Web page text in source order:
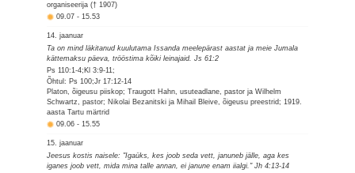
organiseerija († 1907)
09.07-15.53
14. jaanuar
Ta on mind läkitanud kuulutama Issanda meelepärast aastat ja meie Jumala
kättemaksu päeva, trööstima kõiki leinajaid. Js 61:2
Ps 110:1-4;Kl 3:9-11;
Õhtul: Ps 100;Jr 17:12-14
Platon, õigeusu piiskop; Traugott Hahn, usuteadlane, pastor ja Wilhelm
Schwartz, pastor; Nikolai Bezanitski ja Mihail Bleive, õigeusu preestrid; 1919.
aasta Tartu märtrid
09.06- 15.55
15. jaanuar
Jeesus kostis naisele: "Igaüks, kes joob seda vett, januneb jälle, aga kes
iganes joob vett, mida mina talle annan, ei janune enam iialgi." Jh 4:13-14